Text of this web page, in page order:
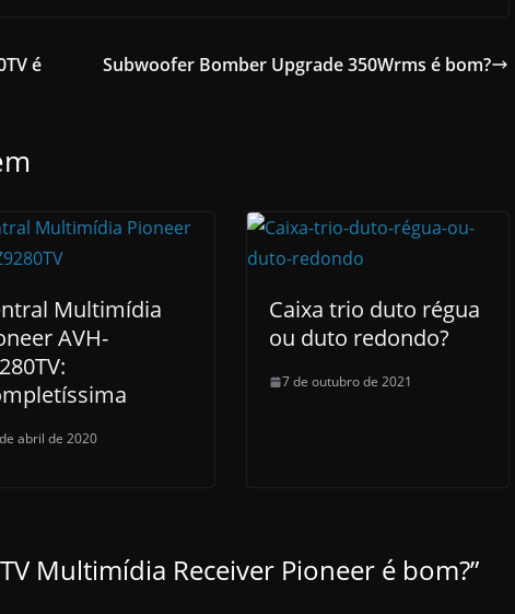
é
Subwoofer Bomber Upgrade 350Wrms é bom?
Multimídia
AVH-
abril de 2020
Caixa trio duto régua
ou duto redondo?
7 de outubro de 2021
Multimídia Receiver Pioneer é bom?”